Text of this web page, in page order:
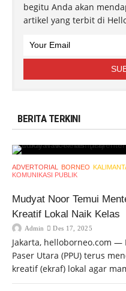
begitu Anda akan
artikel yang terbit di
BERITA TERKINI
ADVERTORIAL BORNEO
KOMUNIKASI PUBLIK
Mudyat Noor Temui
Kreatif Lokal Naik Kelas
Admin Des 17, 2025
Jakarta, helloborneo.com
Paser Utara (PPU) terus
kreatif (ekraf) lokal agar